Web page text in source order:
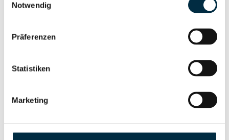
Notwendig
Präferenzen
Statistiken
Marketing
Gesellschafterstruktur
Unternehmensprofil